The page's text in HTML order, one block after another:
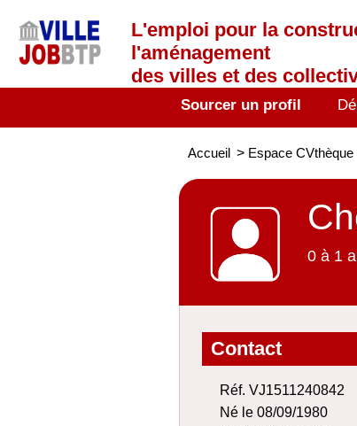
L'emploi pour la
l'aménagement
des villes et des
Sourcer un profil
Accueil > Espace CVthèque
0 à 1
Contact
Réf. VJ1511240842
Né le 08/09/1980